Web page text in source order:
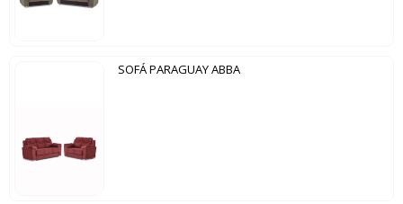
SOFÁ PARAGUAY ABBA